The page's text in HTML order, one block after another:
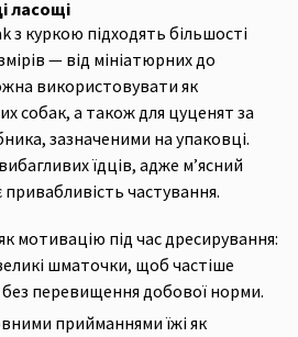
ласощі
з куркою підходять більшості
— від мініатюрних до
використовувати як
собак, а також для цуценят за
зазначеними на упаковці.
їдців, адже м’ясний
частування.
мотивацію під час дресирування:
шматочки, щоб частіше
без перевищення добової норми.
прийманнями їжі як